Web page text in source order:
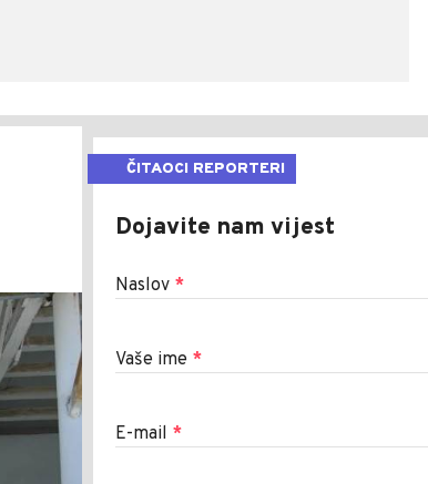
ČITAOCI REPORTERI
Dojavite nam vijest
Naslov *
Vaše ime *
E-mail *